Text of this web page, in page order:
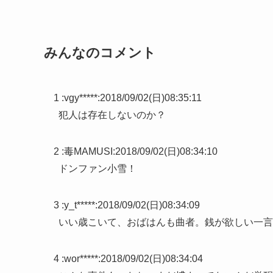
みんなのコメント
1 :vgy*****:2018/09/02(日)08:35:11
犯人は存在しないのか？
2 :毒MAMUSI :2018/09/02(日)08:34:10
ドンファン小雪！
3 :y_t*****:2018/09/02(日)08:34:09
いい歳こいて、おばはんも曲者。銭が欲しい一
4 :wor*****:2018/09/02(日)08:34:04